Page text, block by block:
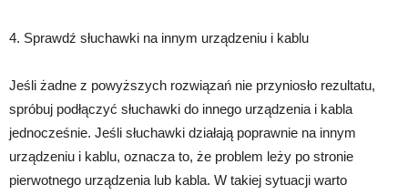
4. Sprawdź słuchawki na innym urządzeniu i kablu
Jeśli żadne z powyższych rozwiązań nie przyniosło rezultatu,
spróbuj podłączyć słuchawki do innego urządzenia i kabla
jednocześnie. Jeśli słuchawki działają poprawnie na innym
urządzeniu i kablu, oznacza to, że problem leży po stronie
pierwotnego urządzenia lub kabla. W takiej sytuacji warto